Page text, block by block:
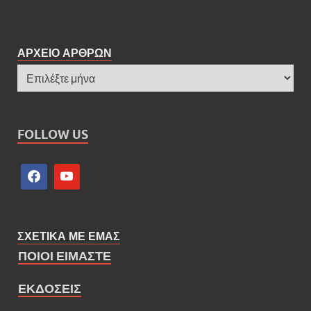
ΑΡΧΕΙΟ ΑΡΘΡΩΝ
FOLLOW US
ΣΧΕΤΙΚΑ ΜΕ ΕΜΑΣ
ΠΟΙΟΙ ΕΙΜΑΣΤΕ
ΕΚΔΟΣΕΙΣ